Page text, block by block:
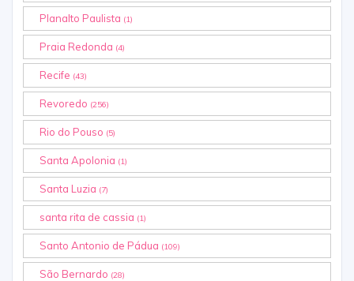
Planalto Paulista (1)
Praia Redonda (4)
Recife (43)
Revoredo (256)
Rio do Pouso (5)
Santa Apolonia (1)
Santa Luzia (7)
santa rita de cassia (1)
Santo Antonio de Pádua (109)
São Bernardo (28)